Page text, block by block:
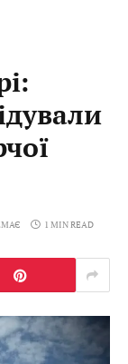
1 MIN READ